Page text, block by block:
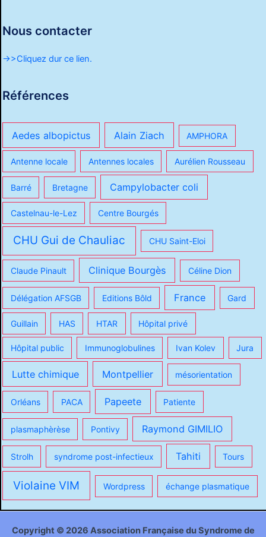
Nous contacter
->>Cliquez dur ce lien.
Références
Aedes albopictus Alain Ziach AMPHORA
Antenne locale Antennes locales Aurélien Rousseau
Barré Bretagne Campylobacter coli
Castelnau-le-Lez Centre Bourgés
CHU Gui de Chauliac CHU Saint-Eloi
Claude Pinault Clinique Bourgès Céline Dion
Délégation AFSGB Editions Bôld France Gard
Guillain HAS HTAR Hôpital privé
Hôpital public Immunoglobulines Ivan Kolev Jura
Lutte chimique Montpellier mésorientation
Orléans PACA Papeete Patiente
plasmaphèrèse Pontivy Raymond GIMILIO
Strolh syndrome post-infectieux Tahiti Tours
Violaine VIM Wordpress échange plasmatique
Copyright © 2026 Association Française du Syndrome de